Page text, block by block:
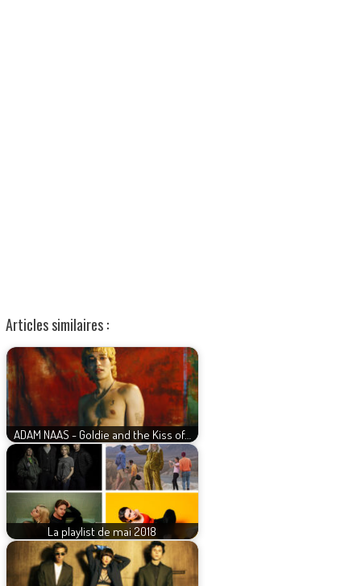
Articles similaires :
ADAM NAAS - Goldie and the Kiss of…
La playlist de mai 2018